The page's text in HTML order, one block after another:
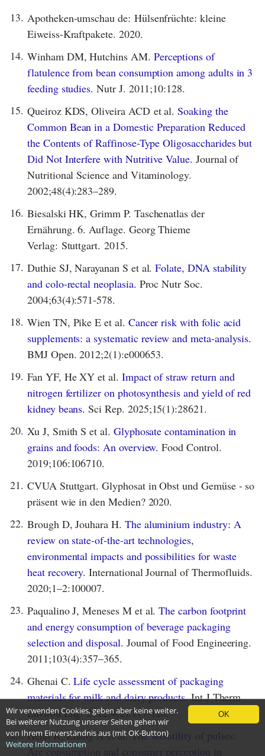
13. Apotheken-umschau de: Hülsenfrüchte: kleine
Eiweiss-Kraftpakete. 2020.
14. Winham DM, Hutchins AM. Perceptions of
flatulence from bean consumption among adults in 3
feeding studies. Nutr J. 2011;10:128.
15. Queiroz KDS, Oliveira ACD et al.Soaking the
Common Bean in a Domestic Preparation Reduced
the Contents of Raffinose-Type Oligosaccharides but
Did Not Interfere with Nutritive Value. Journal of
Nutritional Science and Vitaminology.
2002;48(4):283–289.
16. Biesalski HK, Grimm P. Taschenatlas der
Ernährung. 6. Auflage. Georg Thieme
Verlag: Stuttgart. 2015.
17. Duthie SJ, Narayanan S et al.Folate, DNA stability
and colo-rectal neoplasia. Proc Nutr Soc.
2004;63(4):571-578.
18. Wien TN, Pike E et al. Cancer risk with folic acid
supplements: a systematic review and meta-analysis.
BMJ Open. 2012;2(1):e000653.
19. Fan YF, He XY et al. Impact of straw return and
nitrogen fertilizer on photosynthesis and yield of red
kidney beans. Sci Rep. 2025;15(1):28621.
20. Xu J, Smith S et al. Glyphosate contamination in
grains and foods: An overview. Food Control.
2019;106:106710.
21. CVUA Stuttgart. Glyphosat in Obst und Gemüse - so
präsent wie in den Medien? 2020.
22. Brough D, Jouhara H. The aluminium industry: A
review on state-of-the-art technologies,
environmental impacts and possibilities for waste
heat recovery. International Journal of Thermofluids.
2020;1–2:100007.
23. Paqualino J, Meneses M et al.The carbon footprint
and energy consumption of beverage packaging
selection and disposal. Journal of Food Engineering.
2011;103(4):357–365.
24. Ghenai C.Life cycle assessment of packaging
materials for milk and dairy products.Int J Therm
Environ Eng. 2012;4(2):117-128.
25. Henn K, Zhang X et al.The versatility of pulses:
Are consumption and consumer perception in
OK
Wir verwenden Cookies, geben aber keine weiter.
Bei weiterer Nutzung unserer Seiten gehen wir
von Ihrem Einverständnis aus (mit OK-Button)
Weitere Informationen